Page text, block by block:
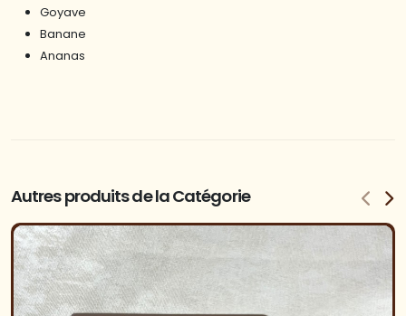
Goyave
Banane
Ananas
Autres produits de la Catégorie